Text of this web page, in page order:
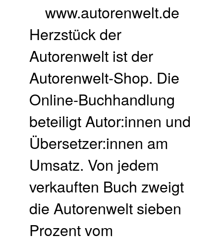
www.autorenwelt.de
Herzstück der
Autorenwelt ist der
Autorenwelt-Shop. Die
Online-Buchhandlung
beteiligt Autor:innen und
Übersetzer:innen am
Umsatz. Von jedem
verkauften Buch zweigt
die Autorenwelt sieben
Prozent vom